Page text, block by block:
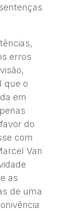
erros
que o
em
do
com
Van
as
de uma